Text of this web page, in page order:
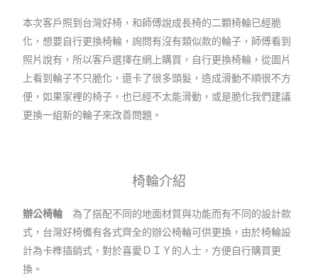
本次客戶照到台灣好椅，和師傅說成長椅的二顆椅輪已經脆
化，想要自行更換椅輪，詢問有沒有類似款的輪子，師傅看到
照片說有，所以客戶選擇在網上購買，自行更換椅輪，從圖片
上看到輪子不只脆化，還卡了很多頭髮，造成滑動不順很不方
便，如果家裡的椅子，也已經不太能滑動，或是脆化我們建議
更換一組新的輪子來改善問題。
椅輪介紹
辦公椅輪為了搭配不同的地面材質與功能而有不同的設計款
式，台灣好椅備有各式齊全的辦公椅輪可供更換，由於椅輪設
計為卡榫插銷式，對於喜愛ＤＩＹ的人士，方便自行購買更
換。